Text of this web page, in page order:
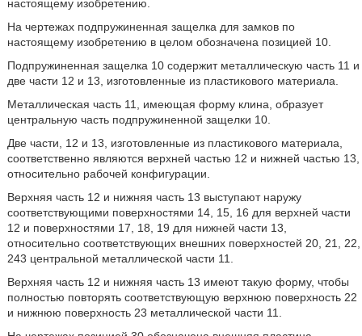
настоящему изобретению.
На чертежах подпружиненная защелка для замков по
настоящему изобретению в целом обозначена позицией 10.
Подпружиненная защелка 10 содержит металлическую часть 11 и
две части 12 и 13, изготовленные из пластикового материала.
Металлическая часть 11, имеющая форму клина, образует
центральную часть подпружиненной защелки 10.
Две части, 12 и 13, изготовленные из пластикового материала,
соответственно являются верхней частью 12 и нижней частью 13,
относительно рабочей конфигурации.
Верхняя часть 12 и нижняя часть 13 выступают наружу
соответствующими поверхностями 14, 15, 16 для верхней части
12 и поверхностями 17, 18, 19 для нижней части 13,
относительно соответствующих внешних поверхностей 20, 21, 22,
243 центральной металлической части 11.
Верхняя часть 12 и нижняя часть 13 имеют такую форму, чтобы
полностью повторять соответствующую верхнюю поверхность 22
и нижнюю поверхность 23 металлической части 11.